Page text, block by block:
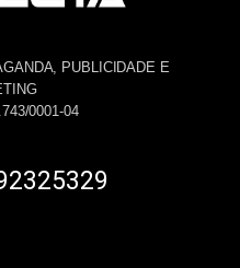
PUBLICIDADE E
0001-04